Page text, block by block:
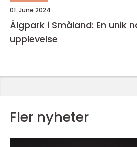
01. June 2024
Älgpark i Småland: En unik
upplevelse
Fler nyheter